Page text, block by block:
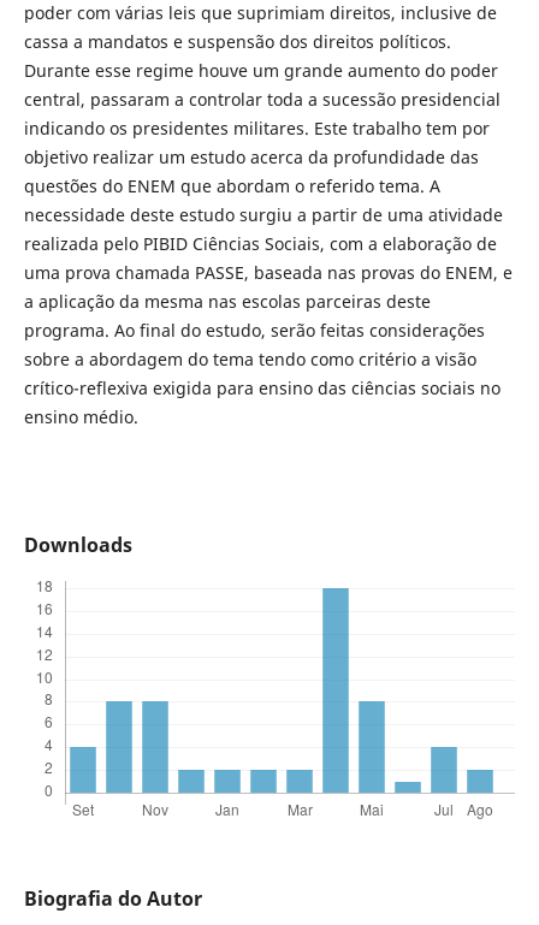
poder com várias leis que suprimiam direitos, inclusive de
cassa a mandatos e suspensão dos direitos políticos.
Durante esse regime houve um grande aumento do poder
central, passaram a controlar toda a sucessão presidencial
indicando os presidentes militares. Este trabalho tem por
objetivo realizar um estudo acerca da profundidade das
questões do ENEM que abordam o referido tema. A
necessidade deste estudo surgiu a partir de uma atividade
realizada pelo PIBID Ciências Sociais, com a elaboração de
uma prova chamada PASSE, baseada nas provas do ENEM, e
a aplicação da mesma nas escolas parceiras deste
programa. Ao final do estudo, serão feitas considerações
sobre a abordagem do tema tendo como critério a visão
crítico-reflexiva exigida para ensino das ciências sociais no
ensino médio.
Downloads
Biografia do Autor